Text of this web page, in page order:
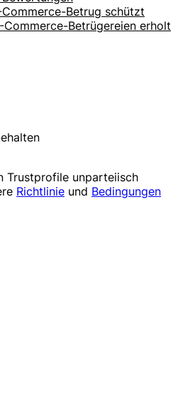
Betrug schützt
Betrügereien erholt
Trustprofile unparteiisch
Richtlinie und Bedingungen